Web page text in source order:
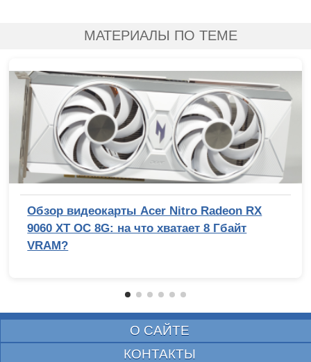
МАТЕРИАЛЫ ПО ТЕМЕ
Обзор видеокарты Acer Nitro Radeon RX
9060 XT OC 8G: на что хватает 8 Гбайт
VRAM?
О САЙТЕ
КОНТАКТЫ